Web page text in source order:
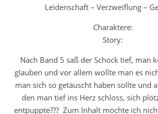
Leidenschaft – Verzweiflung –
Charaktere:
Story:
Nach Band 5 saß der Schock tief, man
glauben und vor allem wollte man es
man sich so getäuscht haben sollte und
den man tief ins Herz schloss, sich
entpuppte??? Zum Inhalt möchte ich